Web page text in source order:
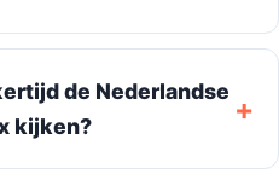
de Nederlandse
kijken?